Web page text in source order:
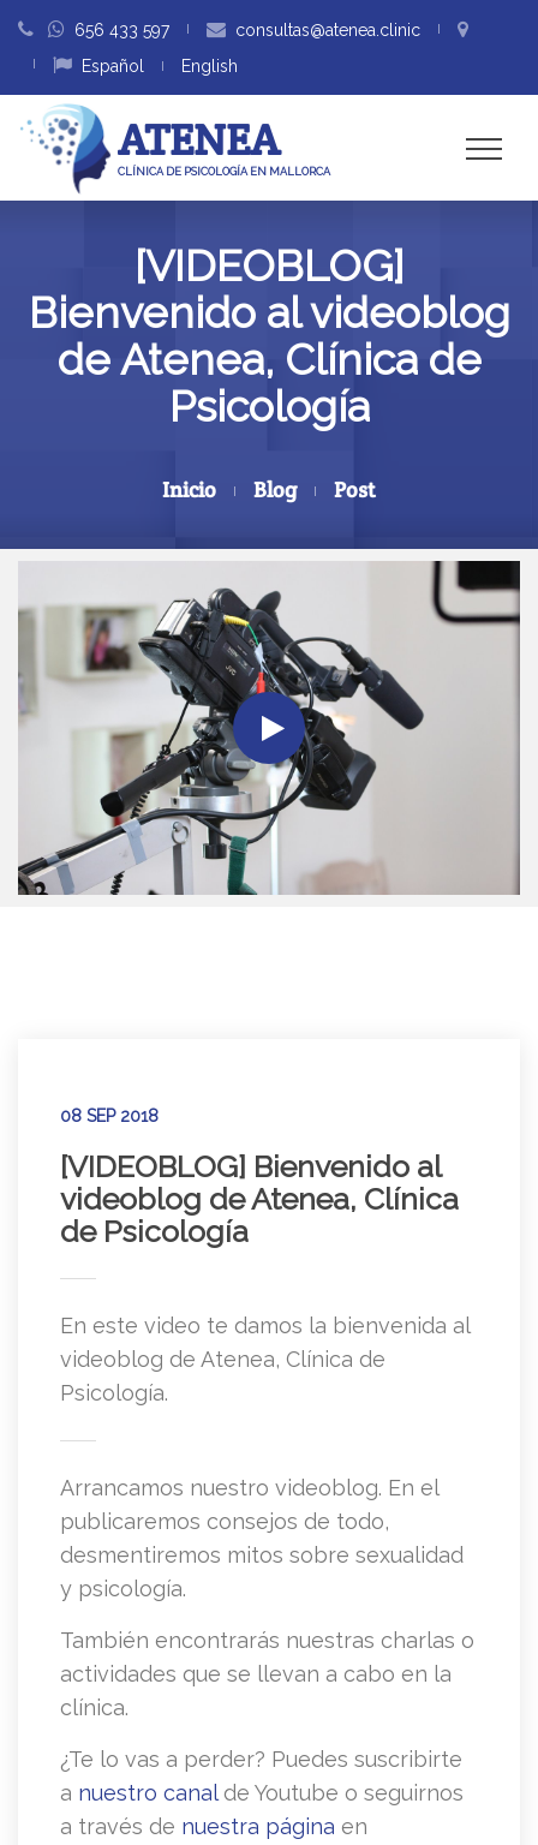
656 433 597
consultas@atenea.clinic
Español
English
ATENEA
CLÍNICA DE PSICOLOGÍA EN MALLORCA
[VIDEOBLOG]
Bienvenido al videoblog
de Atenea, Clínica de
Psicología
Inicio Blog Post
08 SEP 2018
[VIDEOBLOG] Bienvenido al
videoblog de Atenea, Clínica
de Psicología
En este video te damos la bienvenida al
videoblog de Atenea, Clínica de
Psicología.
Arrancamos nuestro videoblog. En el
publicaremos consejos de todo,
desmentiremos mitos sobre sexualidad
y psicología.
También encontrarás nuestras charlas o
actividades que se llevan a cabo en la
clínica.
¿Te lo vas a perder? Puedes suscribirte
a nuestro canalde Youtube o seguirnos
a través de nuestra página en